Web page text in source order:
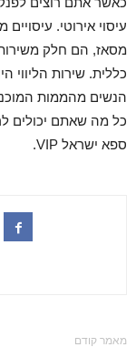
עיסוי אירוטי.
מסאז, הם חלק
כללית. שירות הליווי
הנשים מהממות
כל מה שאתם יכולים
ספא ישראל VIP.
מאמר קודם